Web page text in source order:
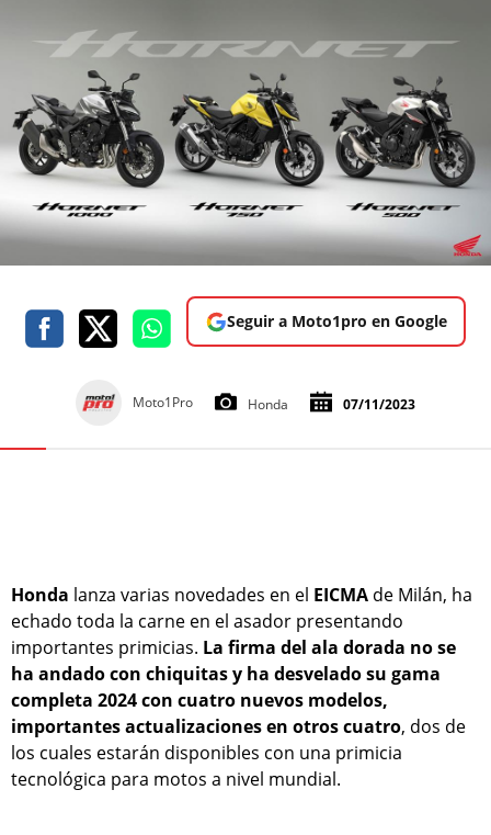
Seguir a Moto1pro en Google
Moto1Pro Honda 07/11/2023
Honda lanza varias novedades en el EICMA de Milán, ha
echado toda la carne en el asador presentando
importantes primicias. La firma del ala dorada no se
ha andado con chiquitas y ha desvelado su gama
completa 2024 con cuatro nuevos modelos,
importantes actualizaciones en otros cuatro, dos de
los cuales estarán disponibles con una primicia
tecnológica para motos a nivel mundial.